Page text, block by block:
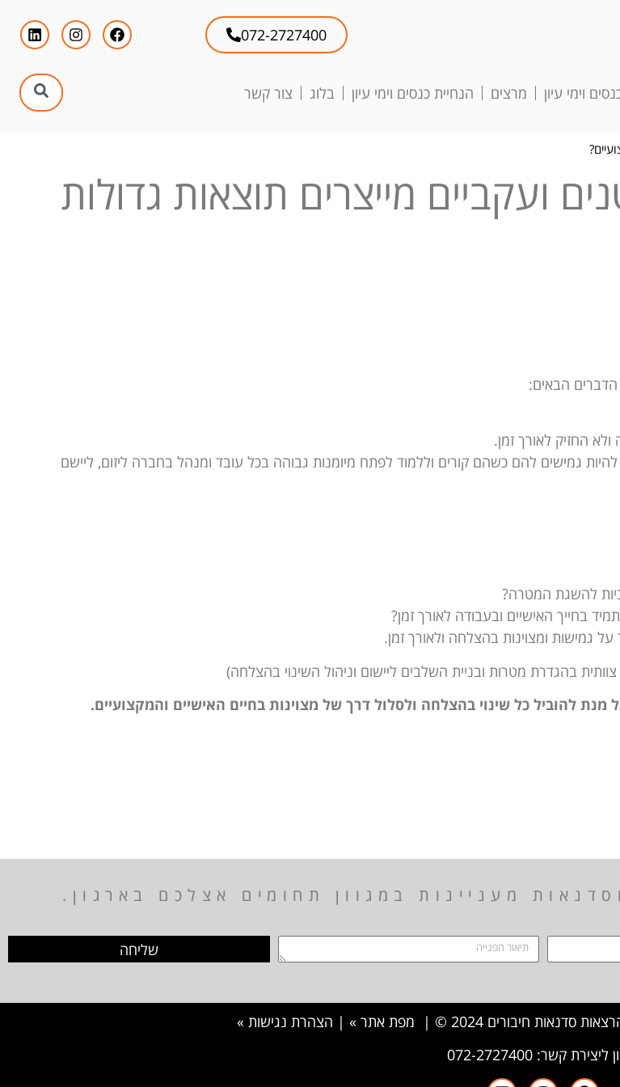
072-2727400
וימי עיון מרצים הנחיית כנסים וימי עיון בלוג צור קשר
ועקביים מייצרים תוצאות גדולות
הדברים הבאים:
החזיק לאורך זמן.
גמישים להם כשהם קורים וללמוד לפתח מיומנות גבוהה בכל עובד ומנהל בחברה ליזום, ליישם
להשגת המטרה?
בחייך האישיים ובעבודה לאורך זמן?
גמישות ומצוינות בהצלחה ולאורך זמן.
להוביל כל שינוי בהצלחה ולסלול דרך של מצוינות בחיים האישיים והמקצועיים.
מעניינות במגוון תחומים אצלכם בארגון.
שליחה
מפת אתר » | הצהרת נגישות »
ליצירת קשר: 072-2727400